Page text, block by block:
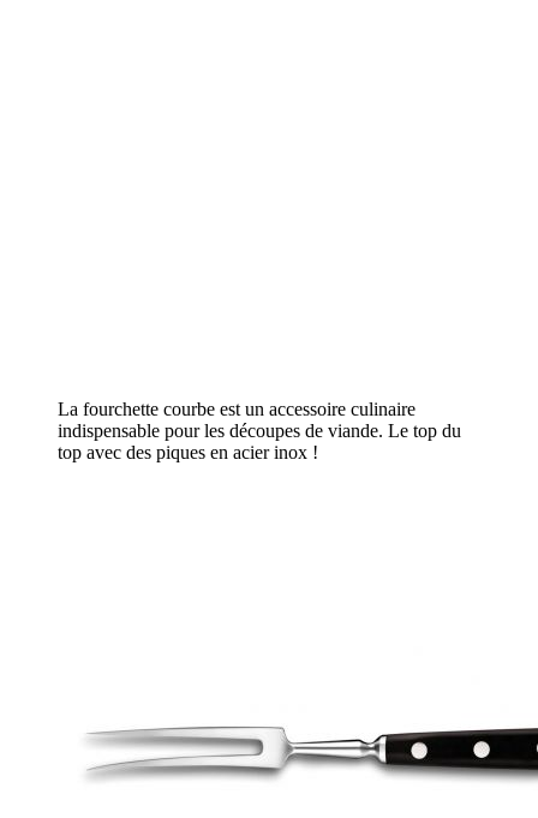
La fourchette courbe est un accessoire culinaire
indispensable pour les découpes de viande. Le top du
top avec des piques en acier inox !